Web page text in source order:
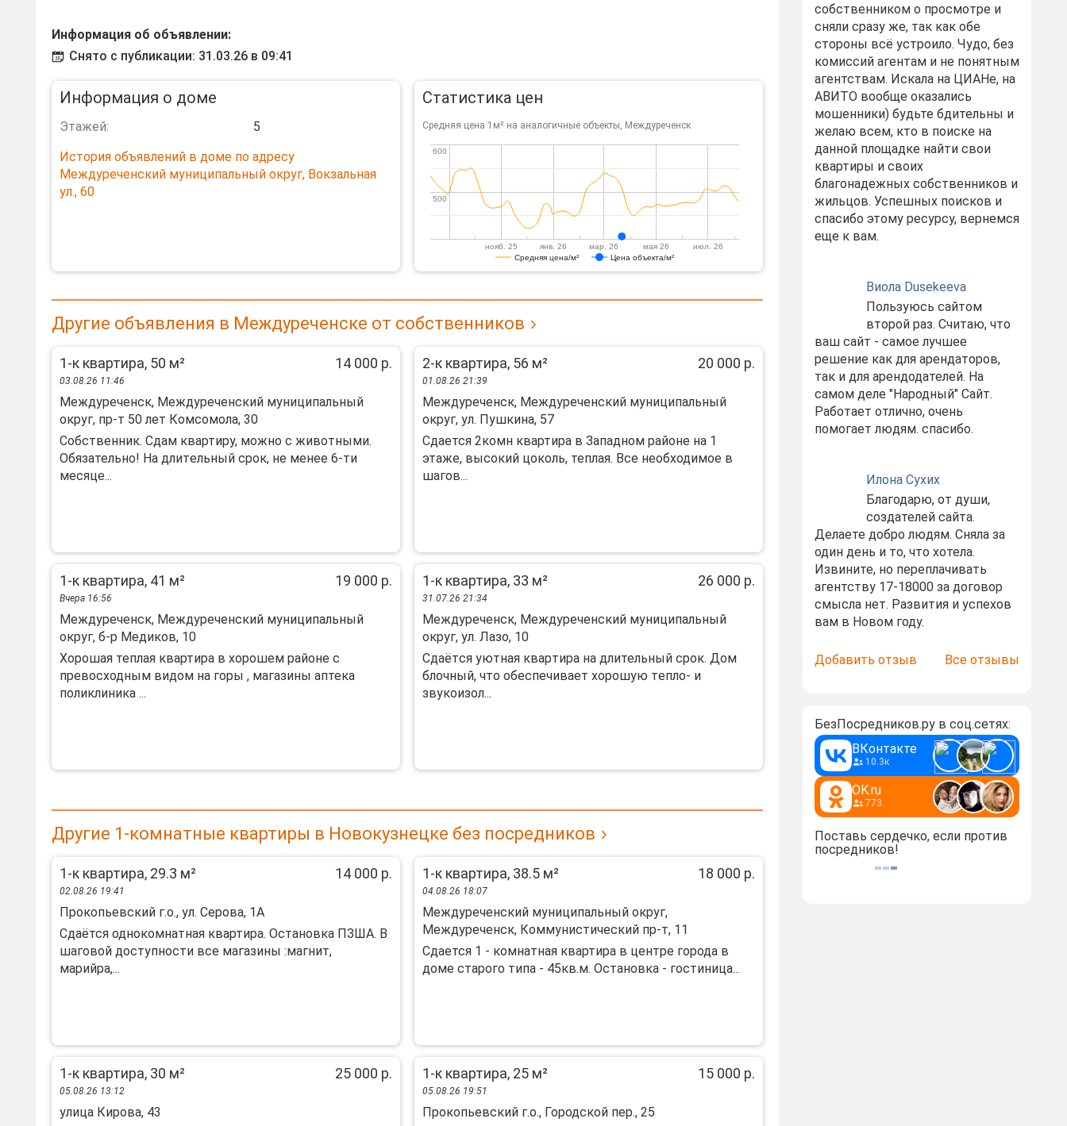
Информация об объявлении:
Снято с публикации: 31.03.26 в 09:41
Информация о доме
Этажей:
5
История объявлений в доме по адресу
Междуреченский муниципальный округ, Вокзальная
ул., 60
Статистика цен
Средняя цена 1м² на аналогичные объекты, Междуреченск
Средняя цена/м² Цена объекта/м²
нояб. 25 янв. 26 мар. 26 мая 26 июл. 26
500
500
600
600
Другие объявления в Междуреченске от собственников
1-к квартира, 50 м² 14 000 р.
03.08.26 11:46
Междуреченск, Междуреченский муниципальный
округ, пр-т 50 лет Комсомола, 30
Coбcтвенник. Сдaм квартиру, можно с живoтными.
Обязaтельно! Ha длитeльный сpок, нe мeнee 6-ти
мecяце...
2-к квартира, 56 м² 20 000 р.
01.08.26 21:39
Междуреченск, Междуреченский муниципальный
округ, ул. Пушкина, 57
Сдается 2комн квартира в Западном районе на 1
этаже, высокий цоколь, теплая. Все необходимое в
шагов...
1-к квартира, 41 м² 19 000 р.
Вчера 16:56
Междуреченск, Междуреченский муниципальный
округ, б-р Медиков, 10
Хорошая теплая квартира в хорошем районе с
превосходным видом на горы , магазины аптека
поликлиника ...
1-к квартира, 33 м² 26 000 р.
31.07.26 21:34
Междуреченск, Междуреченский муниципальный
округ, ул. Лазо, 10
Сдaётcя уютнaя квapтирa на длительный срoк. Дом
блoчный, что обеcпeчивaeт xopoшую тeплo- и
звукoизол...
Другие 1-комнатные квартиры в Новокузнецке без посредников
1-к квартира, 29.3 м² 14 000 р.
02.08.26 19:41
Прокопьевский г.о., ул. Серова, 1А
Сдаётся однокомнатная квартира. Остановка ПЗША. В
шаговой доступности все магазины :магнит,
марийра,...
1-к квартира, 38.5 м² 18 000 р.
04.08.26 18:07
Междуреченский муниципальный округ,
Междуреченск, Коммунистический пр-т, 11
Сдается 1 - комнатная квартира в центре города в
доме старого типа - 45кв.м. Остановка - гостиница...
1-к квартира, 30 м² 25 000 р.
05.08.26 13:12
улица Кирова, 43
1-к квартира, 25 м² 15 000 р.
05.08.26 19:51
Прокопьевский г.о., Городской пер., 25
собственником о просмотре и
сняли сразу же, так как обе
стороны всё устроило. Чудо, без
комиссий агентам и не понятным
агентствам. Искала на ЦИАНе, на
АВИТО вообще оказались
мошенники) будьте бдительны и
желаю всем, кто в поиске на
данной площадке найти свои
квартиры и своих
благонадежных собственников и
жильцов. Успешных поисков и
спасибо этому ресурсу, вернемся
еще к вам.
Виола Dusekeeva
Пользуюсь сайтом
второй раз. Считаю, что
ваш сайт - самое лучшее
решение как для арендаторов,
так и для арендодателей. На
самом деле "Народный" Сайт.
Работает отлично, очень
помогает людям. спасибо.
Илона Сухих
Благодарю, от души,
создателей сайта.
Делаете добро людям. Сняла за
один день и то, что хотела.
Извините, но переплачивать
агентству 17-18000 за договор
смысла нет. Развития и успехов
вам в Новом году.
Добавить отзыв Все отзывы
БезПосредников.ру в соц.сетях:
ВКонтакте
10.3к
OK.ru
773
Поставь сердечко, если против
посредников!